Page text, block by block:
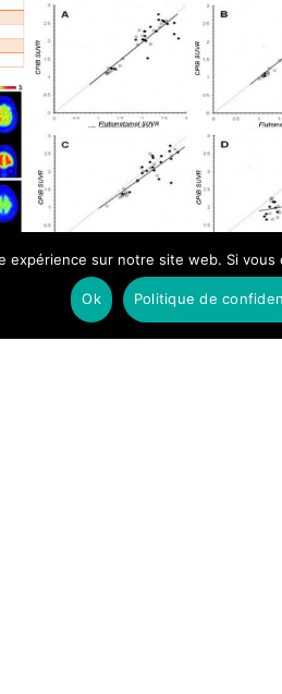
expérience sur notre site web. Si
Ok Politique de